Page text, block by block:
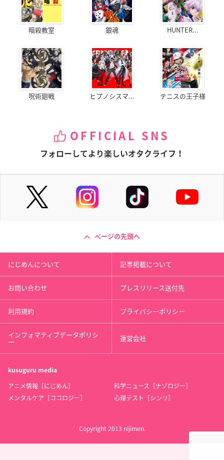
暗殺教室 銀魂 HUNTER...
呪術廻戦 ヒプノシスマ... テニスの王子様
OFFICIAL SNS
フォローしてより楽しいオタクライフ！
ページの先頭へ
にじめんについて 記事掲載について
お問い合わせ プレスリリース送付先
利用規約 プライバシーポリシー
インフォマティブデータポリシ
ー 運営会社
kusuguru media
アニメ情報［にじめん］
科学ニュース［ナゾロジー］
メンタルケア［ココロジー］
心理テスト［シンリ］
Copyright 2013 nijimen.